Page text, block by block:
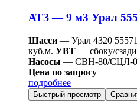
АТЗ — 9 м3 Урал
Шасси — Урал 4320
куб.м. УВТ — сбоку/сзади
Насосы — СВН-80/СЦЛ-
Цена по запросу
подробнее
Быстрый просмотр